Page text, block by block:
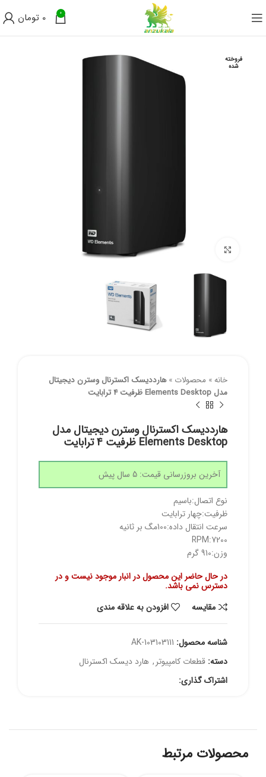
0
0 تومان
فروخته
شده
برای بزرگنمایی کلیک کنید
خانه» محصولات »هارددیسک اکسترنال وسترن دیجیتال
مدل Elements Desktop ظرفیت 4 ترابایت
هارددیسک اکسترنال وسترن دیجیتال مدل
Elements Desktop ظرفیت 4 ترابایت
آخرین بروزرسانی قیمت: 5 سال پیش
نوع اتصال:باسیم
ظرفیت:چهار ترابایت
سرعت انتقال داده:100مگ بر ثانیه
RPM:7200
وزن:910 گرم
در حال حاضر این محصول در انبار موجود نیست و در
دسترس نمی باشد.
مقايسه
افزودن به علاقه مندی
شناسه محصول: AK-103103111
دسته: قطعات کامپیوتر , هارد دیسک اکسترنال
اشتراک گذاری:
محصولات مرتبط